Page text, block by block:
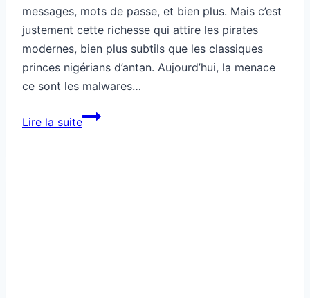
messages, mots de passe, et bien plus. Mais c’est
justement cette richesse qui attire les pirates
modernes, bien plus subtils que les classiques
princes nigérians d’antan. Aujourd’hui, la menace
ce sont les malwares…
Lire la suiteComment